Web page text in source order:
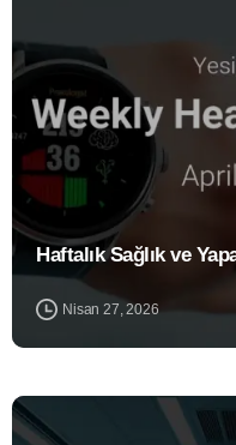
Haftalık Sağlık ve
Nisan 27, 2026